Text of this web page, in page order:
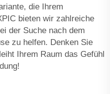
die Ihrem
bieten wir zahlreiche
der Suche nach dem
zu helfen. Denken Sie
Ihrem Raum das Gefühl